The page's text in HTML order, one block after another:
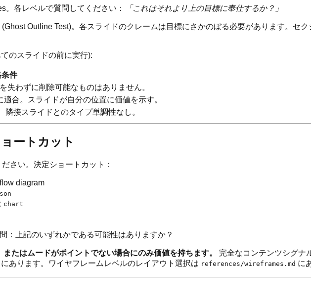
各レベルで質問してください： 「これはそれより上の目標に奉仕するか？」
Outline Test)。各スライドのクレームは目標にさかのぼる必要があります。セ
のスライドの前に実行):
件
失わずに削除可能なものはありません。
合。スライドが自分の位置に価値を示す。
接スライドとのタイプ単調性なし。
ートカット
さい。決定ショートカット：
diagram
chart
問：上記のいずれかである可能性はありますか？
たはムードがポイントでない場合にのみ価値を持ちます。
完全なコンテンツシグナ
にあります。ワイヤフレームレベルのレイアウト選択は references/wireframes.md に